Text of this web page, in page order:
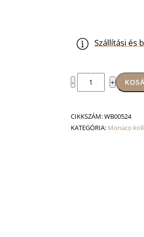
Szállítási és
-
Monaco
függesztett
szekrény
mennyiség
+
CIKKSZÁM:WB00524
KATEGÓRIA: Monaco